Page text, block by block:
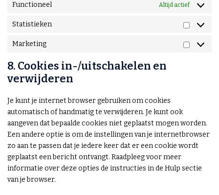
Functioneel Altijd actief
Statistieken
Marketing
8. Cookies in-/uitschakelen en
verwijderen
Je kunt je internet browser gebruiken om cookies
automatisch of handmatig te verwijderen. Je kunt ook
aangeven dat bepaalde cookies niet geplaatst mogen worden.
Een andere optie is om de instellingen van je internetbrowser
zo aan te passen dat je iedere keer dat er een cookie wordt
geplaatst een bericht ontvangt. Raadpleeg voor meer
informatie over deze opties de instructies in de Hulp sectie
van je browser.